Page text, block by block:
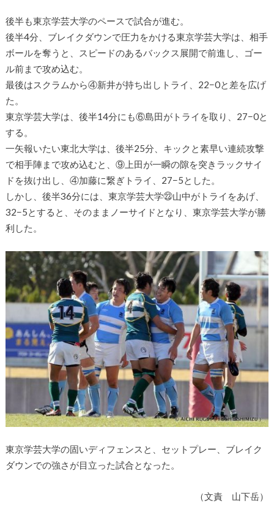
後半も東京学芸大学のペースで試合が進む。
後半4分、ブレイクダウンで圧力をかける東京学芸大学は、相手
ボールを奪うと、スピードのあるバックス展開で前進し、ゴー
ル前まで攻め込む。
最後はスクラムから④新井が持ち出しトライ、22−0と差を広げ
た。
東京学芸大学は、後半14分にも⑥島田がトライを取り、27−0と
する。
一矢報いたい東北大学は、後半25分、キックと素早い連続攻撃
で相手陣まで攻め込むと、⑨上田が一瞬の隙を突きラックサイ
ドを抜け出し、④加藤に繋ぎトライ、27−5とした。
しかし、後半36分には、東京学芸大学㉓山中がトライをあげ、
32−5とすると、そのままノーサイドとなり、東京学芸大学が勝
利した。
東京学芸大学の固いディフェンスと、セットプレー、ブレイク
ダウンでの強さが目立った試合となった。
（文責 山下岳）